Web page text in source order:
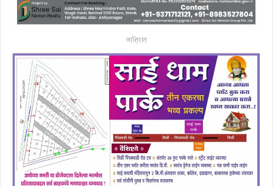
जाहिरात